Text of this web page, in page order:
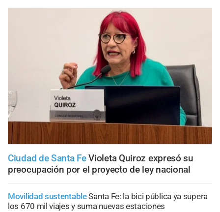
Ciudad de Santa Fe Violeta Quiroz expresó su
preocupación por el proyecto de ley nacional
Movilidad sustentableSanta Fe: la bici pública ya supera
los 670 mil viajes y suma nuevas estaciones